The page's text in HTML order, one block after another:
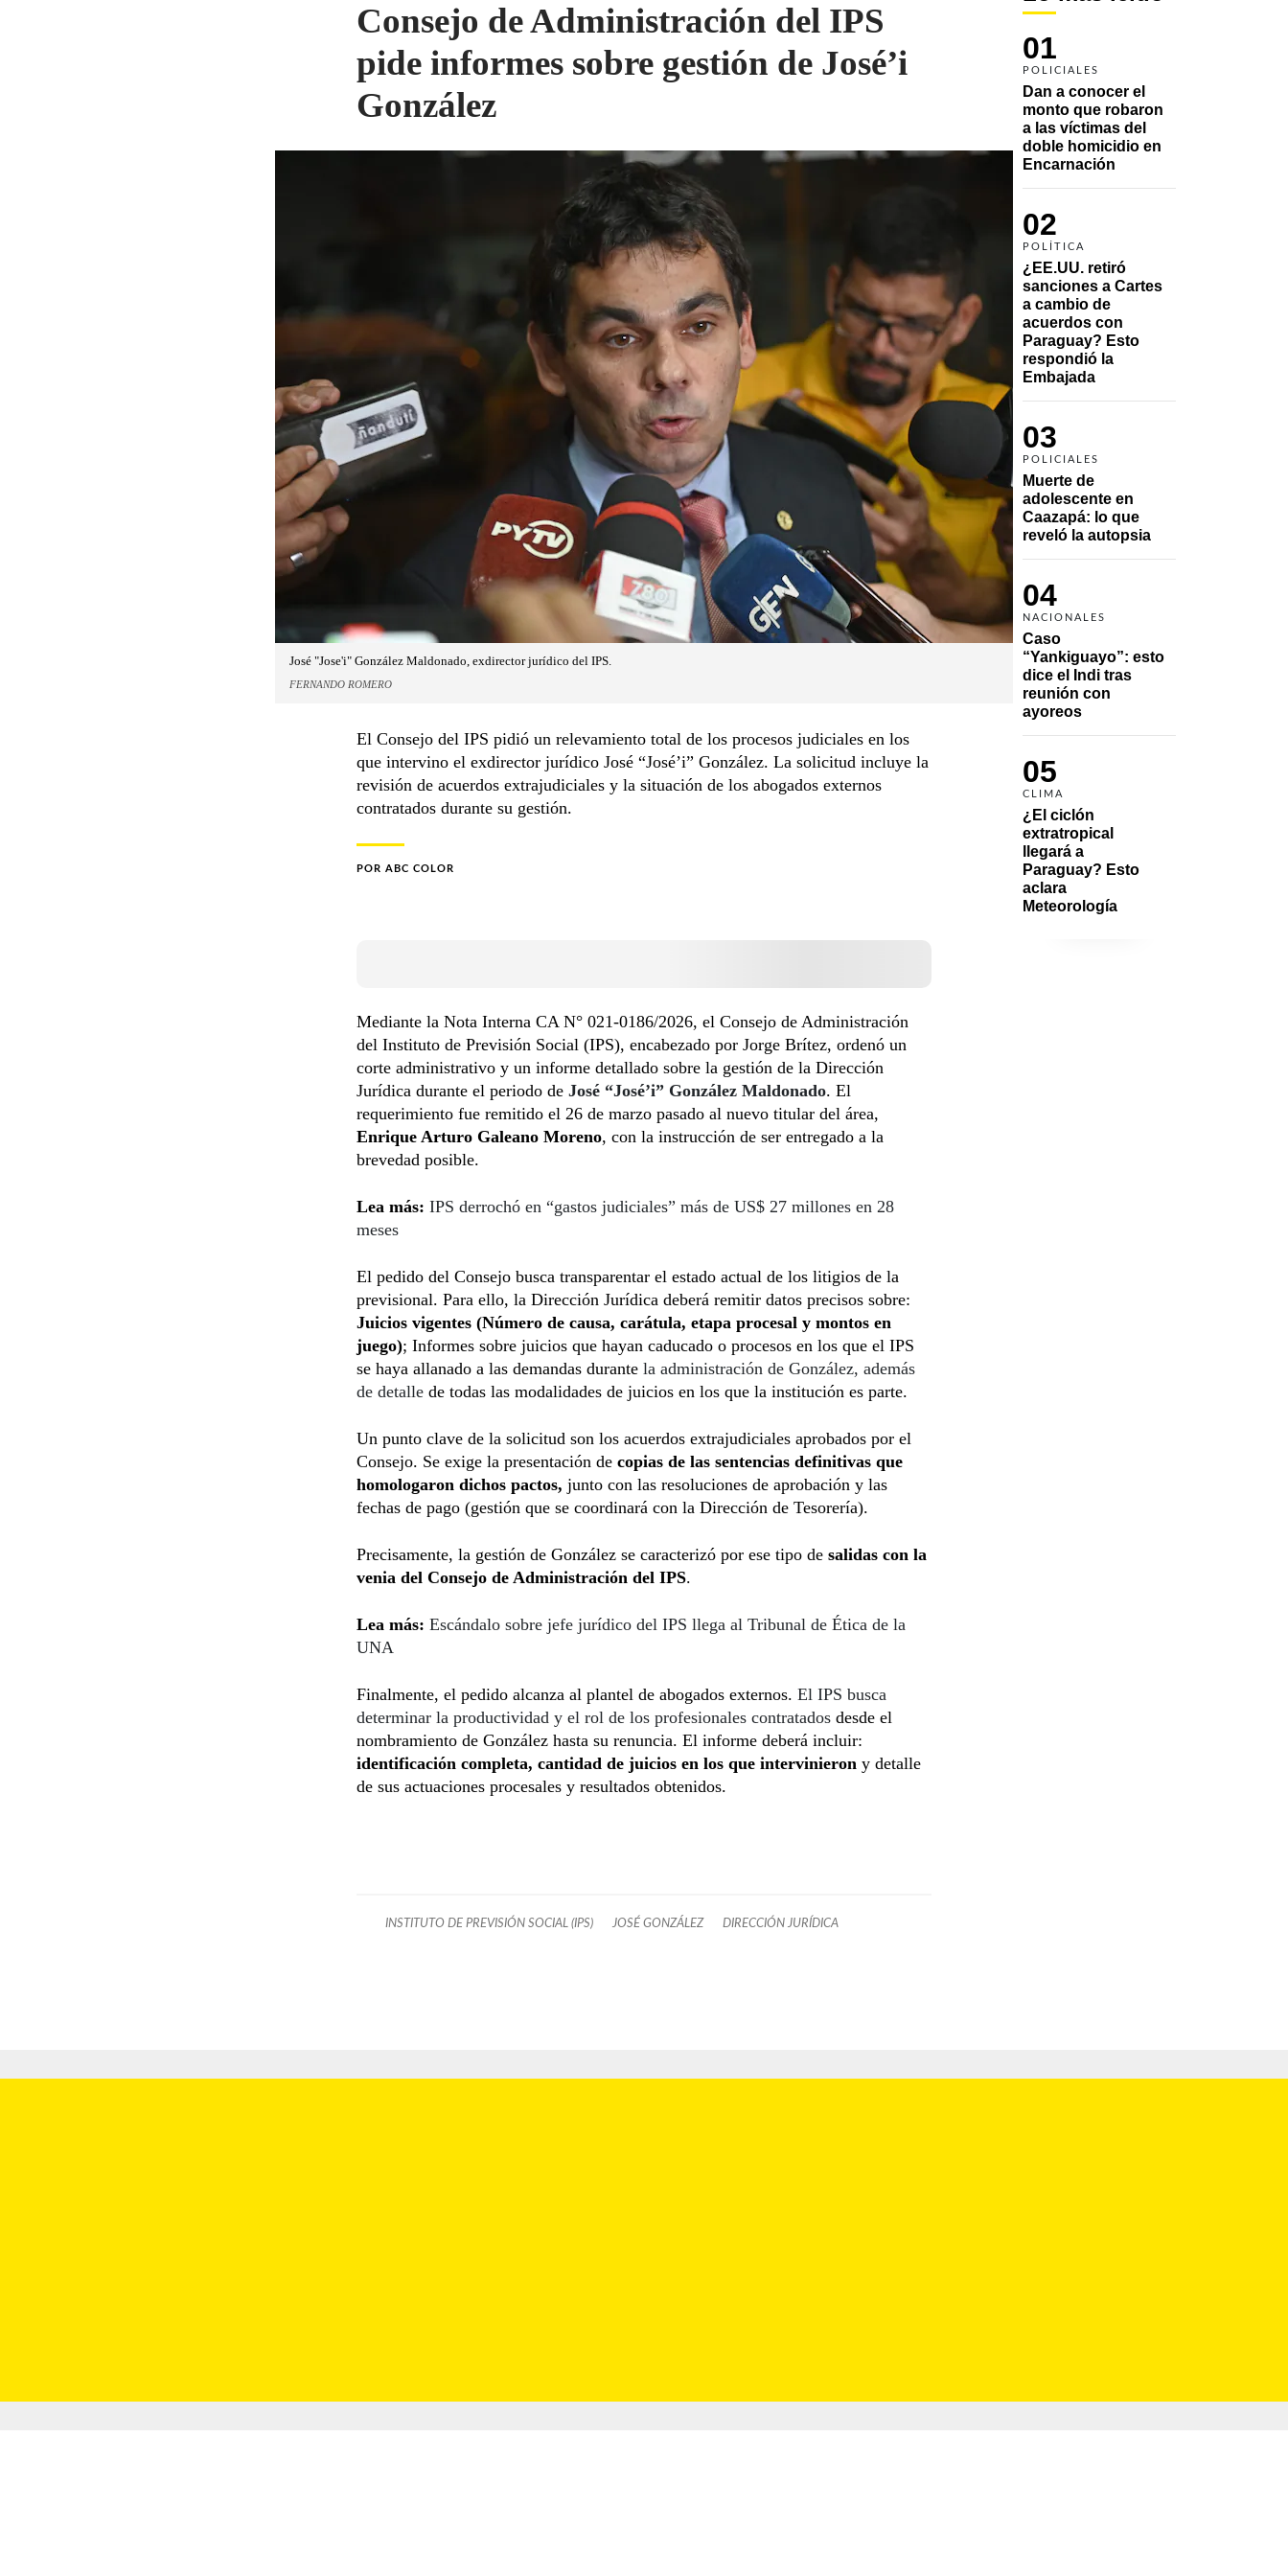
01
POLICIALES
Dan a conocer el
monto que robaron
a las víctimas del
doble homicidio en
Encarnación
02
POLÍTICA
¿EE.UU. retiró
sanciones a Cartes
a cambio de
acuerdos con
Paraguay? Esto
respondió la
Embajada
03
POLICIALES
Muerte de
adolescente en
Caazapá: lo que
reveló la autopsia
04
NACIONALES
Caso
“Yankiguayo”: esto
dice el Indi tras
reunión con
ayoreos
05
CLIMA
¿El ciclón
extratropical
llegará a
Paraguay? Esto
aclara
Meteorología
Consejo de Administración del IPS
pide informes sobre gestión de José’i
González
José "Jose'i" González Maldonado, exdirector jurídico del IPS.
FERNANDO ROMERO
El Consejo del IPS pidió un relevamiento total de los procesos judiciales en los
que intervino el exdirector jurídico José “José’i” González. La solicitud incluye la
revisión de acuerdos extrajudiciales y la situación de los abogados externos
contratados durante su gestión.
POR ABC COLOR
Mediante la Nota Interna CA N° 021-0186/2026, el Consejo de Administración
del Instituto de Previsión Social (IPS), encabezado por Jorge Brítez, ordenó un
corte administrativo y un informe detallado sobre la gestión de la Dirección
Jurídica durante el periodo de José “José’i” González Maldonado. El
requerimiento fue remitido el 26 de marzo pasado al nuevo titular del área,
Enrique Arturo Galeano Moreno, con la instrucción de ser entregado a la
brevedad posible.
Lea más: IPS derrochó en “gastos judiciales” más de US$ 27 millones en 28
meses
El pedido del Consejo busca transparentar el estado actual de los litigios de la
previsional. Para ello, la Dirección Jurídica deberá remitir datos precisos sobre:
Juicios vigentes (Número de causa, carátula, etapa procesal y montos en
juego); Informes sobre juicios que hayan caducado o procesos en los que el IPS
se haya allanado a las demandas durante la administración de González, además
de detalle de todas las modalidades de juicios en los que la institución es parte.
Un punto clave de la solicitud son los acuerdos extrajudiciales aprobados por el
Consejo. Se exige la presentación de copias de las sentencias definitivas que
homologaron dichos pactos, junto con las resoluciones de aprobación y las
fechas de pago (gestión que se coordinará con la Dirección de Tesorería).
Precisamente, la gestión de González se caracterizó por ese tipo de salidas con la
venia del Consejo de Administración del IPS.
Lea más: Escándalo sobre jefe jurídico del IPS llega al Tribunal de Ética de la
UNA
Finalmente, el pedido alcanza al plantel de abogados externos. El IPS busca
determinar la productividad y el rol de los profesionales contratados desde el
nombramiento de González hasta su renuncia. El informe deberá incluir:
identificación completa, cantidad de juicios en los que intervinieron y detalle
de sus actuaciones procesales y resultados obtenidos.
INSTITUTO DE PREVISIÓN SOCIAL (IPS) JOSÉ GONZÁLEZ DIRECCIÓN JURÍDICA